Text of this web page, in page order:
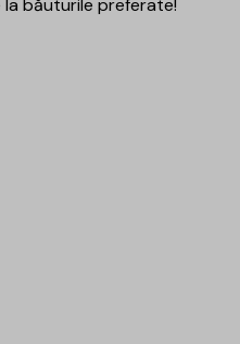
la băuturile preferate!